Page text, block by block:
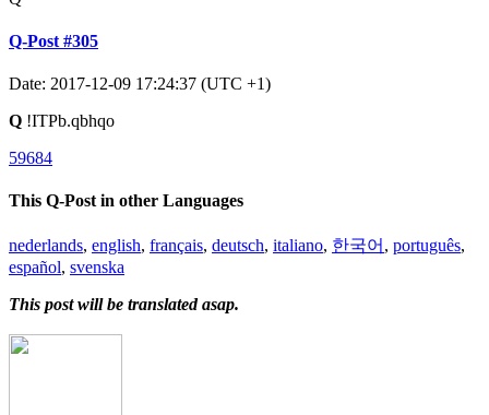
Q-Post #305
Date: 2017-12-09 17:24:37 (UTC +1)
Q !ITPb.qbhqo
59684
This Q-Post in other Languages
nederlands, english, français, deutsch, italiano, 한국어 , português,
español, svenska
This post will be translated asap.